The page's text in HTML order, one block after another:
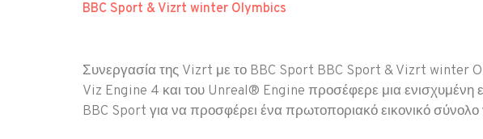
BBC Sport & Vizrt winter Olymbics
Συνεργασία της Vizrt με το BBC Sport BBC Sport & Vizrt winter
Viz Engine 4 και του Unreal® Engine προσέφερε μια ενισχυμένη
BBC Sport για να προσφέρει ένα πρωτοποριακό εικονικό